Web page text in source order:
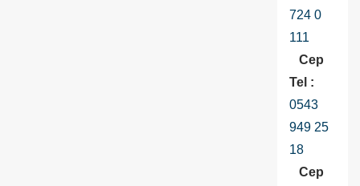
724 0
111
Cep
Tel :
0543
949 25
18
Cep